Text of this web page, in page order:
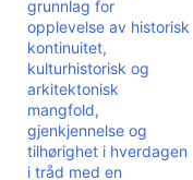
grunnlag for
opplevelse av historisk
kontinuitet,
kulturhistorisk og
arkitektonisk
mangfold,
gjenkjennelse og
tilhørighet i hverdagen
i tråd med en